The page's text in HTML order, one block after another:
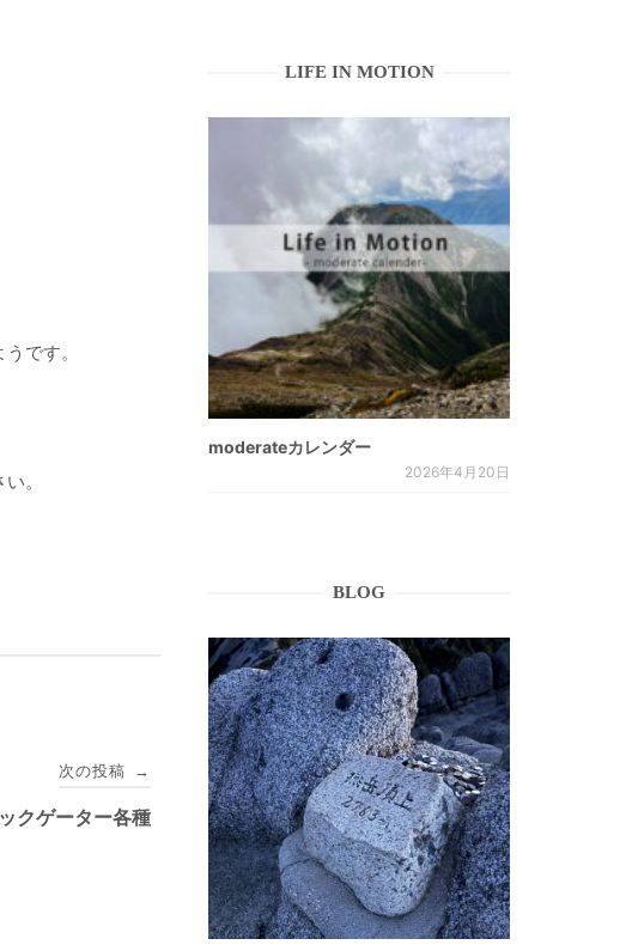
です。
。
次の投稿 →
クゲーター各種
LIFE IN MOTION
moderateカレンダー
2026年4月20日
BLOG